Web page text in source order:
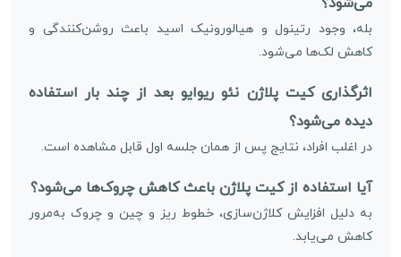
بله، وجود رتینول و هیالورونیک اسید باعث روشن‌کنندگی و
کاهش لک‌ها می‌شود.
اثرگذاری کیت پلاژن نئو ریوایو بعد از چند بار استفاده
دیده می‌شود؟
در اغلب افراد، نتایج پس از همان جلسه اول قابل مشاهده است.
آیا استفاده از کیت پلاژن باعث کاهش چروک‌ها می‌شود؟
به دلیل افزایش کلاژن‌سازی، خطوط ریز و چین و چروک به‌مرور
کاهش می‌یابد.